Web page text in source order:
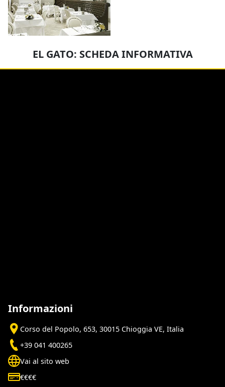
EL GATO: SCHEDA INFORMATIVA
Informazioni
Corso del Popolo, 653, 30015 Chioggia VE, Italia
+39 041 400265
Vai al sito web
€€€€